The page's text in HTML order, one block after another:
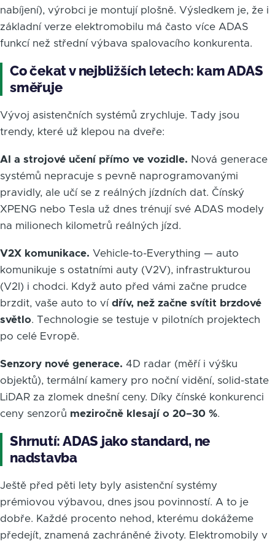
nabíjení), výrobci je montují plošně. Výsledkem je, že i
základní verze elektromobilu má často více ADAS
funkcí než střední výbava spalovacího konkurenta.
Co čekat v nejbližších letech: kam ADAS
směřuje
Vývoj asistenčních systémů zrychluje. Tady jsou
trendy, které už klepou na dveře:
AI a strojové učení přímo ve vozidle. Nová generace
systémů nepracuje s pevně naprogramovanými
pravidly, ale učí se z reálných jízdních dat. Čínský
XPENG nebo Tesla už dnes trénují své ADAS modely
na milionech kilometrů reálných jízd.
V2X komunikace. Vehicle-to-Everything — auto
komunikuje s ostatními auty (V2V), infrastrukturou
(V2I) i chodci. Když auto před vámi začne prudce
brzdit, vaše auto to ví dřív, než začne svítit brzdové
světlo. Technologie se testuje v pilotních projektech
po celé Evropě.
Senzory nové generace. 4D radar (měří i výšku
objektů), termální kamery pro noční vidění, solid-state
LiDAR za zlomek dnešní ceny. Díky čínské konkurenci
ceny senzorů meziročně klesají o 20–30 %.
Shrnutí: ADAS jako standard, ne
nadstavba
Ještě před pěti lety byly asistenční systémy
prémiovou výbavou, dnes jsou povinností. A to je
dobře. Každé procento nehod, kterému dokážeme
předejít, znamená zachráněné životy. Elektromobily v